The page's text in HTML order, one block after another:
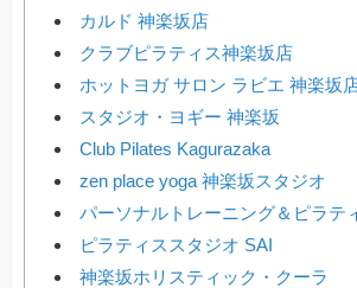
カルド 神楽坂店
クラブピラティス神楽坂店
ホットヨガ サロン ラビエ 神楽坂
スタジオ・ヨギー 神楽坂
Club Pilates Kagurazaka
zen place yoga 神楽坂スタジオ
パーソナルトレーニング＆ピラテ
ピラティススタジオ SAI
神楽坂ホリスティック・クーラ